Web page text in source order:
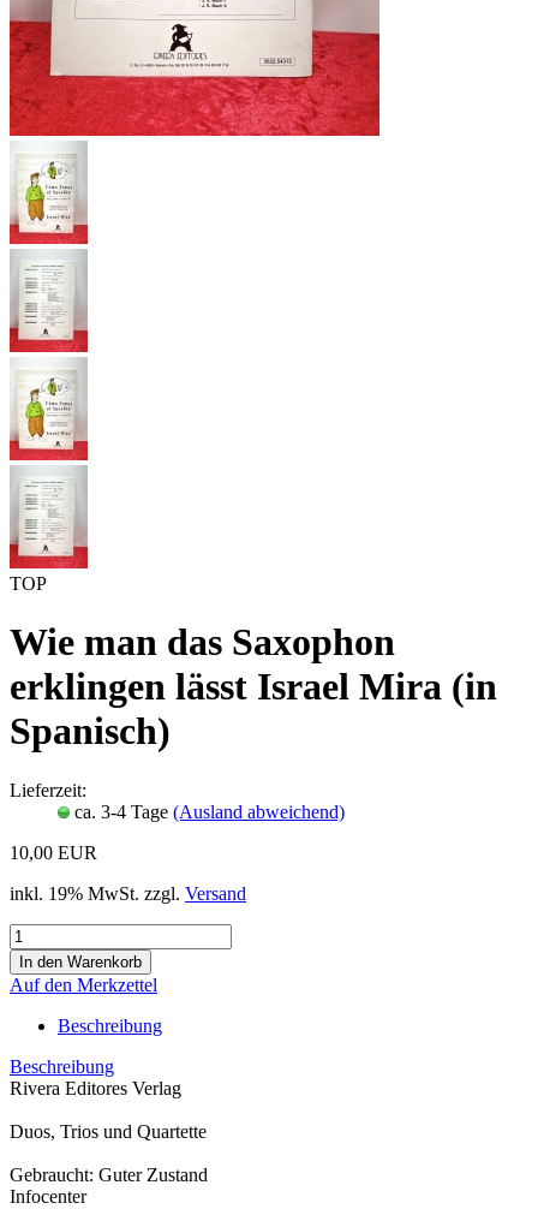
TOP
Wie man das Saxophon
erklingen lässt Israel Mira (in
Spanisch)
Lieferzeit:
ca. 3-4 Tage (Ausland abweichend)
10,00 EUR
inkl. 19% MwSt. zzgl. Versand
Auf den Merkzettel
Beschreibung
Beschreibung
Rivera Editores Verlag
Duos, Trios und Quartette
Gebraucht: Guter Zustand
Infocenter